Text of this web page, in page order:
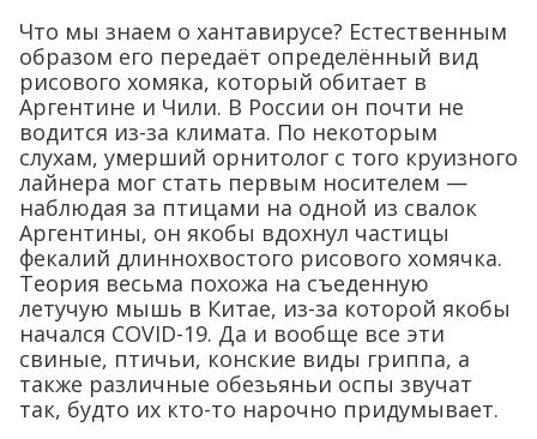
Что мы знаем о хантавирусе? Естественным
образом его передаёт определённый вид
рисового хомяка, который обитает в
Аргентине и Чили. В России он почти не
водится из-за климата. По некоторым
слухам, умерший орнитолог с того круизного
лайнера мог стать первым носителем —
наблюдая за птицами на одной из свалок
Аргентины, он якобы вдохнул частицы
фекалий длиннохвостого рисового хомячка.
Теория весьма похожа на съеденную
летучую мышь в Китае, из-за которой якобы
начался COVID-19. Да и вообще все эти
свиные, птичьи, конские виды гриппа, а
также различные обезьяньи оспы звучат
так, будто их кто-то нарочно придумывает.